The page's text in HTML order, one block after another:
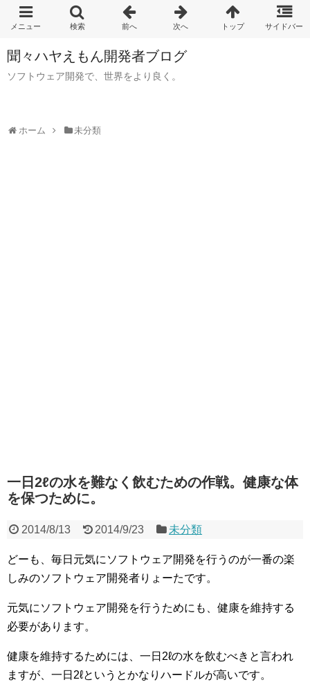
聞々ハヤえもん開発者ブログ
ソフトウェア開発で、世界をより良く。
ホーム 未分類
一日2ℓの水を難なく飲むための作戦。健康な体
を保つために。
2014/8/13 2014/9/23 未分類
どーも、毎日元気にソフトウェア開発を行うのが一番の楽
しみのソフトウェア開発者りょーたです。
元気にソフトウェア開発を行うためにも、健康を維持する
必要があります。
健康を維持するためには、一日2ℓの水を飲むべきと言われ
ますが、一日2ℓというとかなりハードルが高いです。